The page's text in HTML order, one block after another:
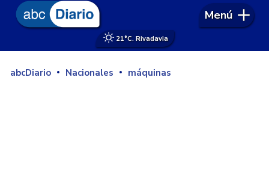
21°C. Rivadavia
Menú
abcDiario Nacionales máquinas